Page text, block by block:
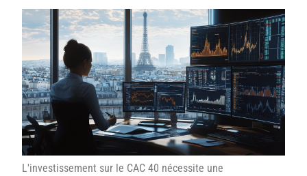
L'investissement sur le CAC 40 nécessite une